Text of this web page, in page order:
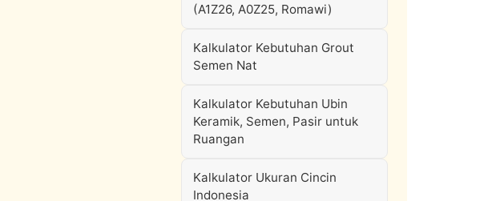
(A1Z26, A0Z25, Romawi)
Kalkulator Kebutuhan Grout
Semen Nat
Kalkulator Kebutuhan Ubin
Keramik, Semen, Pasir untuk
Ruangan
Kalkulator Ukuran Cincin
Indonesia